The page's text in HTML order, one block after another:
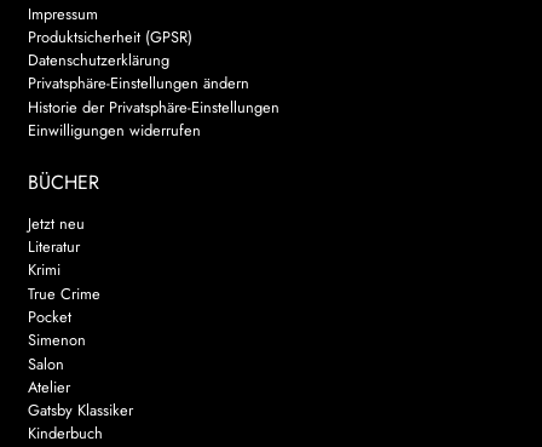
Impressum
Produktsicherheit (GPSR)
Datenschutzerklärung
Privatsphäre-Einstellungen ändern
Historie der Privatsphäre-Einstellungen
Einwilligungen widerrufen
BÜCHER
Jetzt neu
Literatur
Krimi
True Crime
Pocket
Simenon
Salon
Atelier
Gatsby Klassiker
Kinderbuch